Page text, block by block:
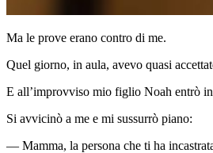
Ma le prove erano contro di me.
Quel giorno, in aula, avevo quasi
E all’improvviso mio figlio Noah entrò
Si avvicinò a me e mi sussurrò piano:
— Mamma, la persona che ti ha